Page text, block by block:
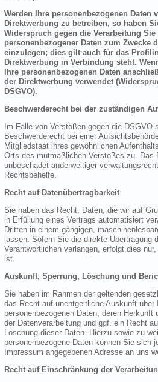
Werden Ihre personenbezogenen Daten
Direktwerbung zu betreiben, so haben
Widerspruch gegen die Verarbeitung Sie
personenbezogener Daten zum Zwecke
einzulegen; dies gilt auch für das
Direktwerbung in Verbindung steht.
Ihre personenbezogenen Daten
der Direktwerbung verwendet
DSGVO).
Beschwerderecht bei der zuständigen
Im Falle von Verstößen gegen die DSGVO
Beschwerderecht bei einer
Mitgliedstaat ihres gewöhnlichen
Orts des mutmaßlichen Verstoßes zu. Das
unbeschadet anderweitiger
Rechtsbehelfe.
Recht auf Datenübertragbarkeit
Sie haben das Recht, Daten, die wir auf
in Erfüllung eines Vertrags automatisiert
Dritten in einem gängigen,
lassen. Sofern Sie die direkte Übertragung
Verantwortlichen verlangen, erfolgt dies
ist.
Auskunft, Sperrung, Löschung und
Sie haben im Rahmen der geltenden
das Recht auf unentgeltliche Auskunft über
personenbezogenen Daten, deren
der Datenverarbeitung und ggf. ein Recht
Löschung dieser Daten. Hierzu sowie zu
personenbezogene Daten können Sie sich
Impressum angegebenen Adresse an uns
Recht auf Einschränkung der